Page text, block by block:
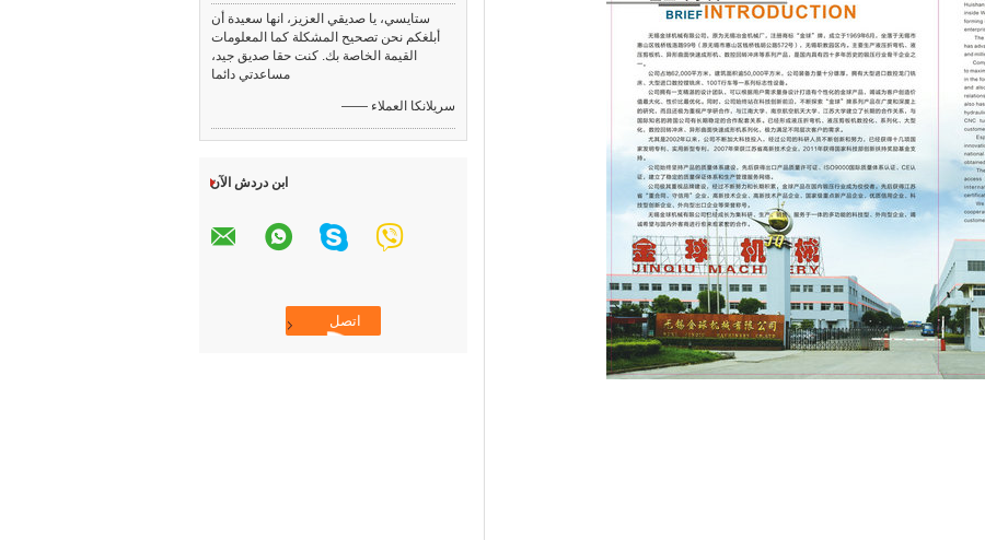
ستايسي، يا صديقي العزيز، انها سعيدة أن
أبلغكم نحن تصحيح المشكلة كما المعلومات
القيمة الخاصة بك. كنت حقا صديق جيد،
مساعدتي دائما
—— سريلانكا العملاء
ابن دردش الآن